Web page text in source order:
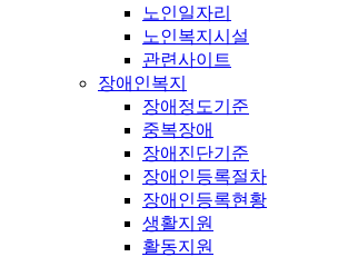
노인일자리
노인복지시설
관련사이트
장애인복지
장애정도기준
중복장애
장애진단기준
장애인등록절차
장애인등록현황
생활지원
활동지원